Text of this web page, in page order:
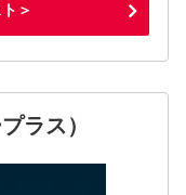
＞
ラス）